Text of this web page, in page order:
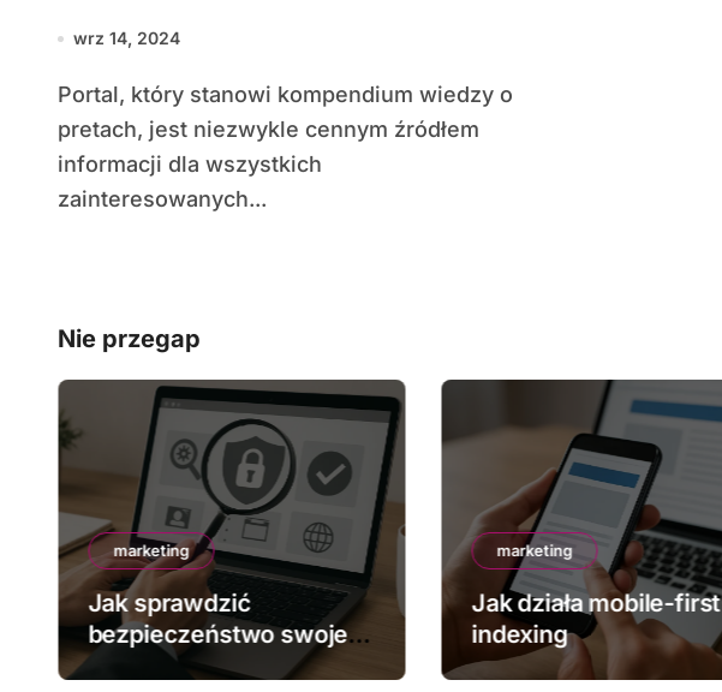
inżynierów i amatorów
wrz 14, 2024
Portal, który stanowi kompendium wiedzy o
pretach, jest niezwykle cennym źródłem
informacji dla wszystkich
zainteresowanych...
Nie przegap
marketing
Jak sprawdzić
bezpieczeństwo swojej
strony
marketing
Jak działa mobile-first
indexing